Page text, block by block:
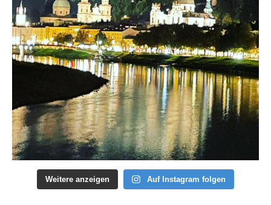
Weitere anzeigen Auf Instagram folgen